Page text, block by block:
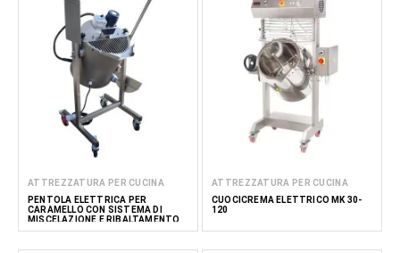
funzionare simultaneamente su una struttura di supporto
utilizzando un singolo circuito di circolazione.
ATTREZZATURA PER CUCINA
PENTOLA ELETTRICA PER
CARAMELLO CON SISTEMA DI
MISCELAZIONE E RIBALTAMENTO
COOK MAK CARAMEL 30–150L
ATTREZZATURA PER CUCINA
CUOCICREMA ELETTRICO MK 30-
120